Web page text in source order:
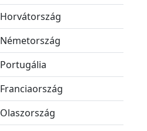
Horvátország
Németország
Portugália
Franciaország
Olaszország